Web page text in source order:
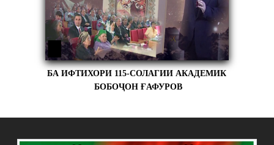
БА ИФТИХОРИ 115-СОЛАГИИ АКАДЕМИК
БОБОҶОН ҒАФУРОВ